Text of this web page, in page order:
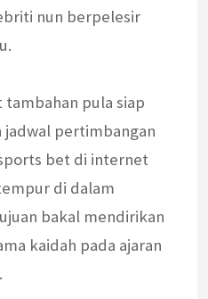
nun berpelesir
pula siap
pertimbangan
bet di internet
di dalam
bakal mendirikan
kaidah pada ajaran